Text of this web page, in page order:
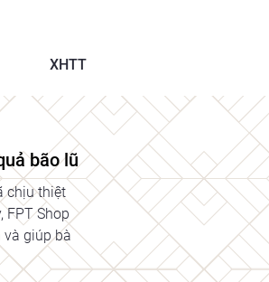
XHTT
bão lũ
chịu thiệt
FPT Shop
và giúp bà